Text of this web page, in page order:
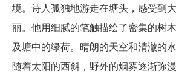
境。诗人孤独地游走在塘头，感受到
丽。他用细腻的笔触描绘了密集的树
及塘中的绿荷。晴朗的天空和清澈的
随着太阳的西斜，野外的烟雾逐渐弥